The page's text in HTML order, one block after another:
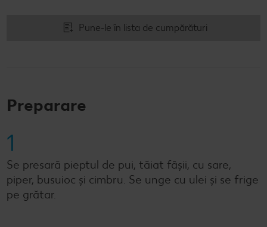
Pune-le în lista de cumpărături
Preparare
1
Se presară pieptul de pui, tăiat fâșii, cu sare,
piper, busuioc și cimbru. Se unge cu ulei și se frige
pe grătar.